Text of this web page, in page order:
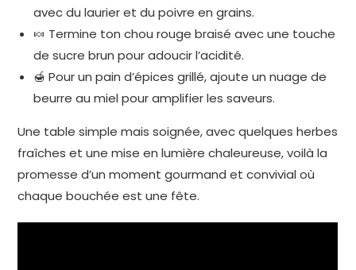
avec du laurier et du poivre en grains.
🍬 Termine ton chou rouge braisé avec une touche
de sucre brun pour adoucir l’acidité.
🍯 Pour un pain d’épices grillé, ajoute un nuage de
beurre au miel pour amplifier les saveurs.
Une table simple mais soignée, avec quelques herbes
fraîches et une mise en lumière chaleureuse, voilà la
promesse d’un moment gourmand et convivial où
chaque bouchée est une fête.